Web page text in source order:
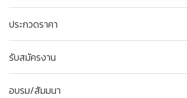
ประกวดราคา
รับสมัครงาน
อบรม/สัมมนา